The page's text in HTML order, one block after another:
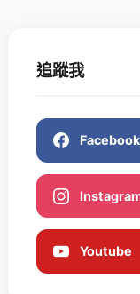
追蹤我
Facebook
Youtube